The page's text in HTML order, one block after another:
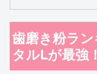
歯磨き粉ラ
タルLが最強